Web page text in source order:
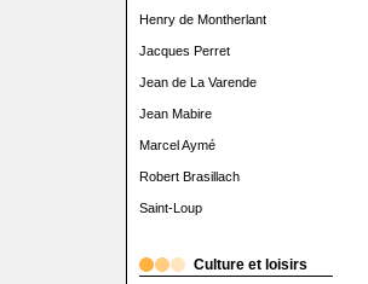
Henry de Montherlant
Jacques Perret
Jean de La Varende
Jean Mabire
Marcel Aymé
Robert Brasillach
Saint-Loup
Culture et loisirs